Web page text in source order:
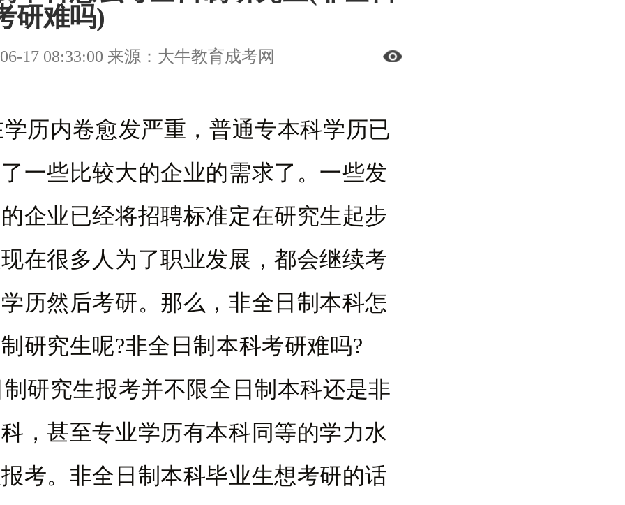
研难吗)
17 08:33:00 来源：大牛教育成考网
内卷愈发严重，普通专本科学历已
一些比较大的企业的需求了。一些发
企业已经将招聘标准定在研究生起步
在很多人为了职业发展，都会继续考
历然后考研。那么，非全日制本科怎
研究生呢?非全日制本科考研难吗?
究生报考并不限全日制本科还是非
，甚至专业学历有本科同等的学力水
考。非全日制本科毕业生想考研的话